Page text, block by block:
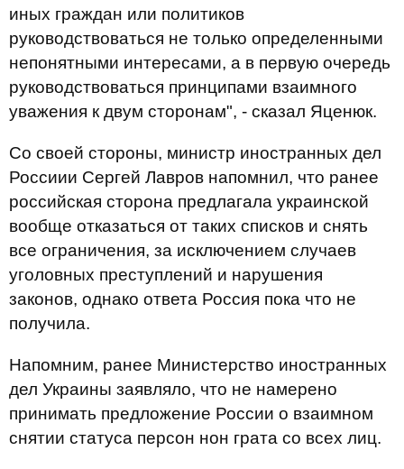
иных граждан или политиков
руководствоваться не только определенными
непонятными интересами, а в первую очередь
руководствоваться принципами взаимного
уважения к двум сторонам", - сказал Яценюк.
Со своей стороны, министр иностранных дел
Россиии Сергей Лавров напомнил, что ранее
российская сторона предлагала украинской
вообще отказаться от таких списков и снять
все ограничения, за исключением случаев
уголовных преступлений и нарушения
законов, однако ответа Россия пока что не
получила.
Напомним, ранее Министерство иностранных
дел Украины заявляло, что не намерено
принимать предложение России о взаимном
снятии статуса персон нон грата со всех лиц.